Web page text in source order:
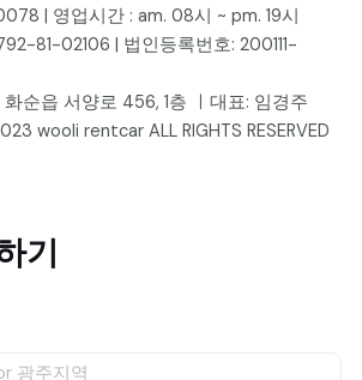
| 영업시간 : am. 08시 ~ pm. 19시
81-02106 | 법인등록번호: 200111-
순읍 서양로 456, 1층 ㅣ대표: 임경주
wooli rentcar ALL RIGHTS RESERVED
기